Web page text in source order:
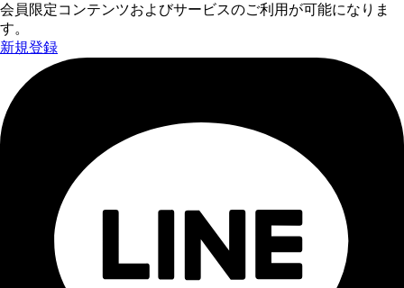
会員限定コンテンツおよびサービスのご利用が可能になりま
す。
新規登録